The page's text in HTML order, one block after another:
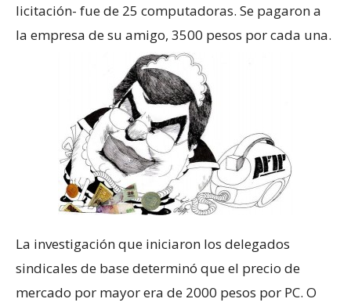
licitación- fue de 25 computadoras. Se pagaron a
la empresa de su amigo, 3500 pesos por cada una.
La investigación que iniciaron los delegados
sindicales de base determinó que el precio de
mercado por mayor era de 2000 pesos por PC. O